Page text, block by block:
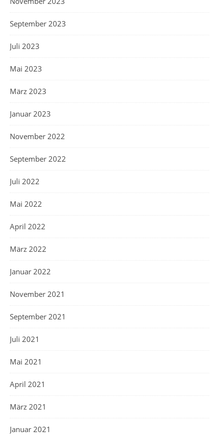
September 2023
Juli 2023
Mai 2023
März 2023
Januar 2023
November 2022
September 2022
Juli 2022
Mai 2022
April 2022
März 2022
Januar 2022
November 2021
September 2021
Juli 2021
Mai 2021
April 2021
März 2021
Januar 2021